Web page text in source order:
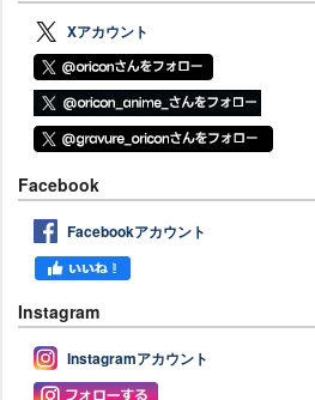
Xアカウント
Facebook
Facebookアカウント
Instagram
Instagramアカウント